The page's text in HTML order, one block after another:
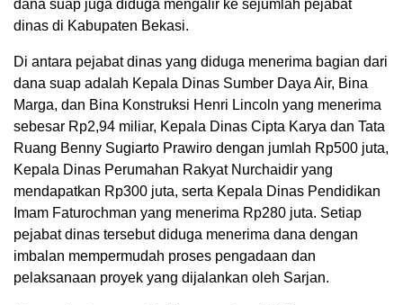
dana suap juga diduga mengalir ke sejumlah pejabat
dinas di Kabupaten Bekasi.
Di antara pejabat dinas yang diduga menerima bagian dari
dana suap adalah Kepala Dinas Sumber Daya Air, Bina
Marga, dan Bina Konstruksi Henri Lincoln yang menerima
sebesar Rp2,94 miliar, Kepala Dinas Cipta Karya dan Tata
Ruang Benny Sugiarto Prawiro dengan jumlah Rp500 juta,
Kepala Dinas Perumahan Rakyat Nurchaidir yang
mendapatkan Rp300 juta, serta Kepala Dinas Pendidikan
Imam Faturochman yang menerima Rp280 juta. Setiap
pejabat dinas tersebut diduga menerima dana dengan
imbalan mempermudah proses pengadaan dan
pelaksanaan proyek yang dijalankan oleh Sarjan.